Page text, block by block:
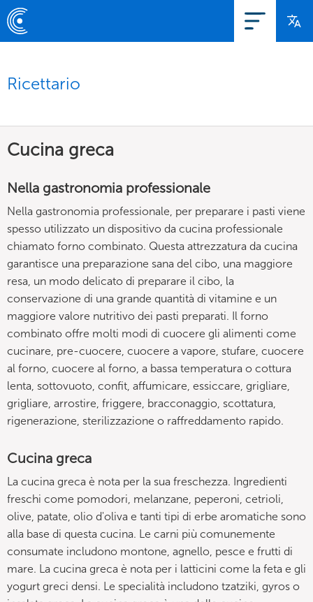
Ricettario
Cucina greca
Nella gastronomia professionale
Nella gastronomia professionale, per preparare i pasti viene
spesso utilizzato un dispositivo da cucina professionale
chiamato forno combinato. Questa attrezzatura da cucina
garantisce una preparazione sana del cibo, una maggiore
resa, un modo delicato di preparare il cibo, la
conservazione di una grande quantità di vitamine e un
maggiore valore nutritivo dei pasti preparati. Il forno
combinato offre molti modi di cuocere gli alimenti come
cucinare, pre-cuocere, cuocere a vapore, stufare, cuocere
al forno, cuocere al forno, a bassa temperatura o cottura
lenta, sottovuoto, confit, affumicare, essiccare, grigliare,
grigliare, arrostire, friggere, bracconaggio, scottatura,
rigenerazione, sterilizzazione o raffreddamento rapido.
Cucina greca
La cucina greca è nota per la sua freschezza. Ingredienti
freschi come pomodori, melanzane, peperoni, cetrioli,
olive, patate, olio d'oliva e tanti tipi di erbe aromatiche sono
alla base di questa cucina. Le carni più comunemente
consumate includono montone, agnello, pesce e frutti di
mare. La cucina greca è nota per i latticini come la feta e gli
yogurt greci densi. Le specialità includono tzatziki, gyros o